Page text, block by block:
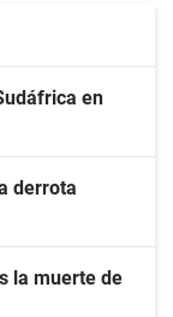
en
derrota
la muerte de